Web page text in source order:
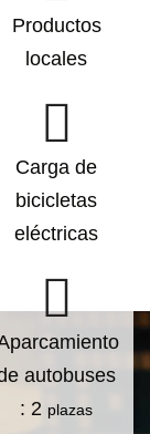
Productos
locales
Carga de
bicicletas
eléctricas
autobuses
: 2 plazas